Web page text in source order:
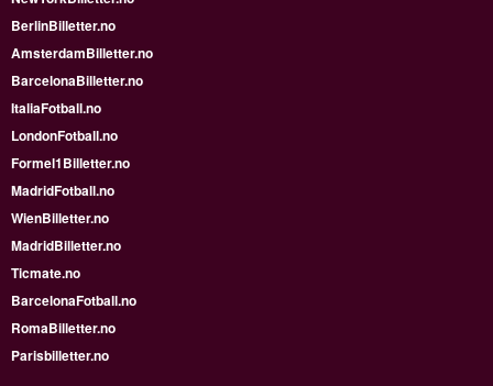
BerlinBilletter.no
AmsterdamBilletter.no
BarcelonaBilletter.no
ItaliaFotball.no
LondonFotball.no
Formel1Billetter.no
MadridFotball.no
WienBilletter.no
MadridBilletter.no
Ticmate.no
BarcelonaFotball.no
RomaBilletter.no
Parisbilletter.no